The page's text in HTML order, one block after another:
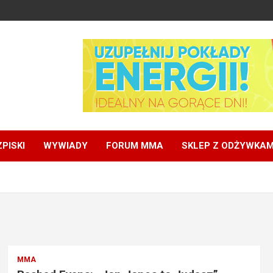
WYWIADY FORUM MMA SKLEP Z
MMA